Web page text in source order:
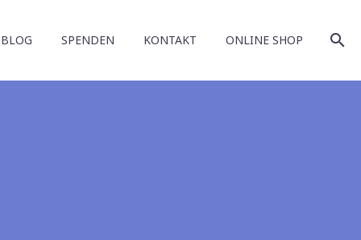
BLOG SPENDEN KONTAKT ONLINE SHOP